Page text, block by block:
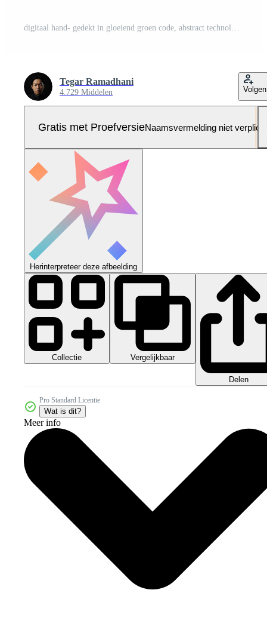
digitaal hand- gedekt in gloeiend groen code, abstract technologie concept Pro Foto
Tegar Ramadhani
4.729 Middelen Volgen
Gratis met ProefversieNaamsvermelding niet verplicht
Herinterpreteer deze afbeelding
Collectie Vergelijkbaar
Delen
Pro Standard Licentie
Wat is dit?
Meer info